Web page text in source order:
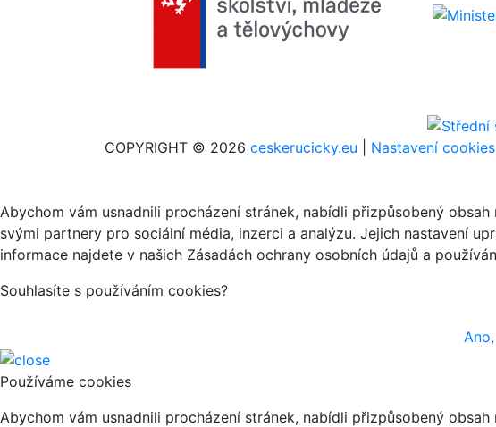
COPYRIGHT © 2026 ceskerucicky.eu Nastavení cookies
Abychom vám usnadnili procházení stránek, nabídli přizpůsobený
svými partnery pro sociální média, inzerci a analýzu. Jejich nastavení
informace najdete v našich Zásadách ochrany osobních údajů a
Souhlasíte s používáním cookies?
Používáme cookies
Abychom vám usnadnili procházení stránek, nabídli přizpůsobený